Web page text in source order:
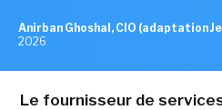
Anirban Ghoshal, CIO (adaptation
2026
Le fournisseur de